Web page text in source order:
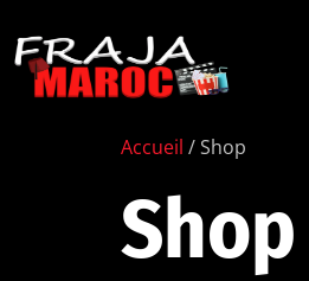
Accueil / Shop
Shop